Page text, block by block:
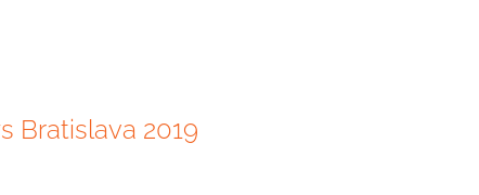
Bratislava 2019